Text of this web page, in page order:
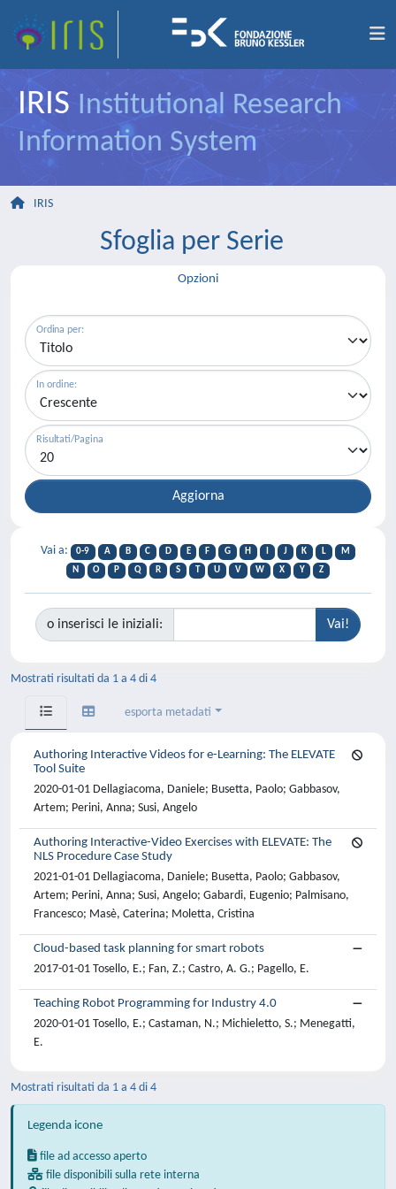
IRIS Institutional Research
Information System
IRIS
Sfoglia per Serie
Opzioni
Ordina per:
In ordine:
Risultati/Pagina
Vai a: 0-9 A B C D E F G H J K L
M
N
O P Q R S T U V W X Y Z
o inserisci le iniziali:
Mostrati risultati da 1 a 4 di 4
esporta metadati
Authoring Interactive Videos for e-Learning: The ELEVATE
Tool Suite
2020-01-01 Dellagiacoma, Daniele; Busetta, Paolo; Gabbasov,
Artem; Perini, Anna; Susi, Angelo
Authoring Interactive-Video Exercises with ELEVATE: The
NLS Procedure Case Study
2021-01-01 Dellagiacoma, Daniele; Busetta, Paolo; Gabbasov,
Artem; Perini, Anna; Susi, Angelo; Gabardi, Eugenio; Palmisano,
Francesco; Masè, Caterina; Moletta, Cristina
Cloud-based task planning for smart robots
2017-01-01 Tosello, E.; Fan, Z.; Castro, A. G.; Pagello, E.
Teaching Robot Programming for Industry 4.0
2020-01-01 Tosello, E.; Castaman, N.; Michieletto, S.; Menegatti,
E.
Mostrati risultati da 1 a 4 di 4
Legenda icone
file ad accesso aperto
file disponibili sulla rete interna